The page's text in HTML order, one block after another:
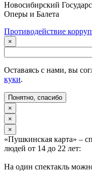
Новосибирский
Оперы и Балета
Противодействие
×
Оставаясь с нами, вы
куки.
Понятно, спасибо
×
×
×
«Пушкинская карта» –
людей от 14 до 22 лет:
На один спектакль